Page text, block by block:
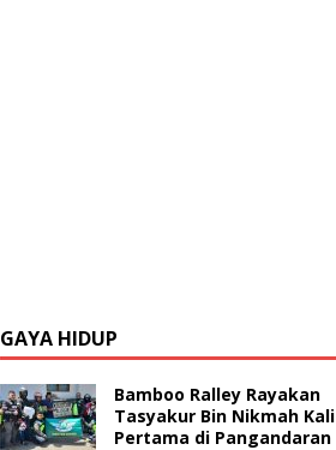
GAYA HIDUP
Bamboo Ralley Rayakan
Tasyakur Bin Nikmah Kali
Pertama di Pangandaran